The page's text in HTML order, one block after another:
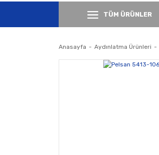
TÜM ÜRÜNLER
Anasayfa Aydınlatma Ürünleri